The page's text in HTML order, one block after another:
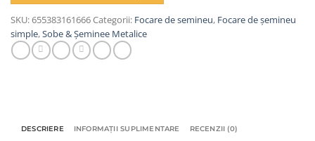
SKU:655383161666Categorii: Focare de semineu, Focare de șemineu
simple,Sobe & Șeminee Metalice
DESCRIERE INFORMAȚII SUPLIMENTARE RECENZII (0)